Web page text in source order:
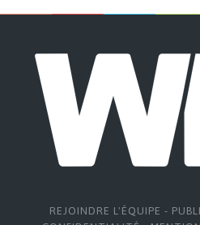
REJOINDRE L'ÉQUIPE -